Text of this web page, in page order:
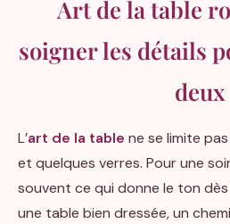
Art de la table
soigner les détails
deux
L’art de la table ne se limite
et quelques verres. Pour une
souvent ce qui donne le ton
une table bien dressée, un